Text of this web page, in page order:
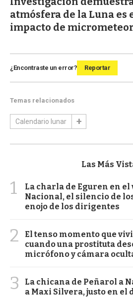
atmósfera de la Luna es
impacto de
¿Encontraste un error? Reportar
Temas relacionados
Calendario lunar
Las Más
1
La charla de Eguren en el
Nacional, el silencio de
enojo de los dirigentes
2
El tenso momento que
cuando una prostituta
micrófono y cámara
3
La chicana de Peñarol a
a Maxi Silvera, justo en el